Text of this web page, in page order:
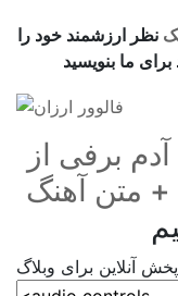
نظر ارزشمند خود را
آدم برفی از
آنلاین برای وبلاگ